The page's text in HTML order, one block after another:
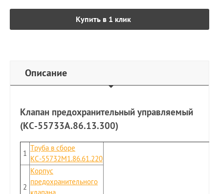
Купить в 1 клик
Описание
Клапан предохранительный управляемый
(КС-55733А.86.13.300)
1
Труба в сборе
КС-55732М1.86.61.220
2
Корпус
предохранительного